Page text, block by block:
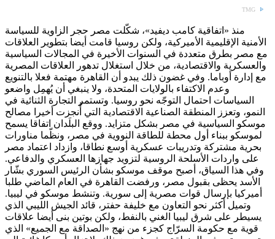
TMG
منذ «اتفاقية كامب ديفيد»، شكّلت مصر حجر الزاوية للسياسة
الأمنية الإقليمية الأميركية، ولكن روسيا قامت أيضا بتطوير العلاقات
مع مصر بطرق متعددة في السنوات الأخيرة في المجالات السياسية
والعسكرية والاقتصادية، من خلال استغلال تدهور العلاقات المصرية
مع إدارة أوباما. وفي غضون ذلك يبدو أن القاهرة مهتمة فعلا بالتنويع
وعدم الاكتفاء بالولايات المتحدة، ولا ينبغي أن يُهمِل واضعو
السياسات احتمال التوجّه نحو روسيا. وتستمر التجارة الثنائية في
النمو، وتعزز المنطقة الصناعية الاقتصادية التي أُنجزت أخيرا مصالح
موسكو السياسية في مصر بشكل متزايد. ووقع البلَدان اتفاقا يسمح
لموسكو ببناء أول محطة للطاقة النووية في مصر، ونظّما مناورات
بحرية مشتركة وتدريبات عسكرية أوسع نطاقا، وازداد اعتماد مصر
على واردات الأسلحة الروسية لتزويد جهازها العسكري والدفاعي.
وفي هذا السياق، أصبح موقف موسكو بشأن الرئيس السوري بشّار
الأسد يحظى بقبول مصر، ورفضت القاهرة في العام الماضي طلبا
أميركيا بإرسال قوات مصرية إلى سورية. وتنشط موسكو في ليبيا.
وتميل أكثر نحو التعاون مع خليفة حفتر، قائد الجيش الليبي الذي
يسيطر على شرق ليبيا الغني بالنفط، ولكن بوتين بنى أيضا علاقات
قوية مع حكومة السرّاج كجزء من نهج «الصداقة مع الجميع» الذي